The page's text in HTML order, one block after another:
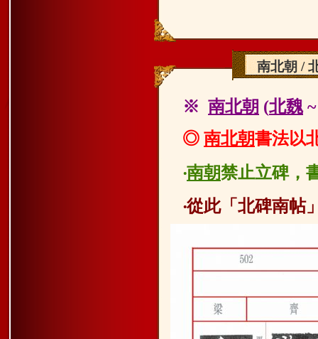
南北朝 /
※ 南北朝 (北魏
◎ 南北朝書法以
‧南朝禁止立碑，
‧從此「北碑南帖